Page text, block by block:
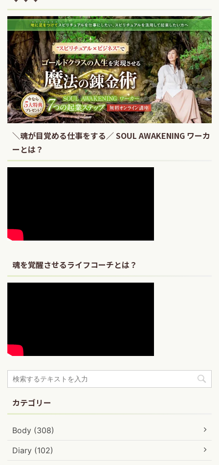
＼魂が目覚める仕事をする／ SOUL AWAKENING ワーカ
ーとは？
魂を覚醒させるライフコーチとは？
カテゴリー
Body (308)
Diary (102)